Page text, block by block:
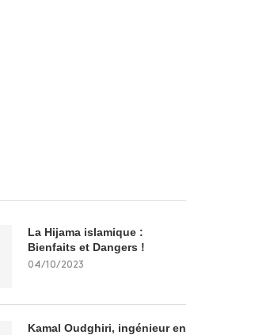
La Hijama islamique :
Bienfaits et Dangers !
04/10/2023
Kamal Oudghiri, ingénieur en